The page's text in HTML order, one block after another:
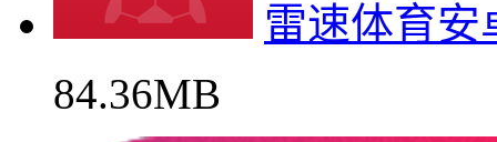
雷速体育安
84.36MB